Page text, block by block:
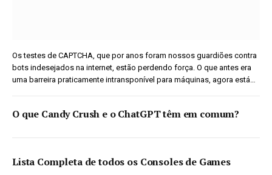
Os testes de CAPTCHA, que por anos foram nossos guardiões contra
bots indesejados na internet, estão perdendo força. O que antes era
uma barreira praticamente intransponível para máquinas, agora está…
O que Candy Crush e o ChatGPT têm em comum?
Lista Completa de todos os Consoles de Games